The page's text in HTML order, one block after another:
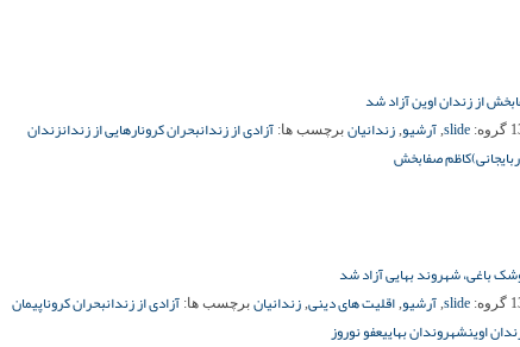
از زندان اوین آزاد شد
گروه: slide
, آرشیو, زندانیان برچسب ها: آزادی از زندانبحران کرونارهایی از زندانزندان
کاظم صفابخش
باغی، شهروند بهایی آزاد شد
گروه: slide
, آرشیو, اقلیت های دینی, زندانیان برچسب ها: آزادی از زندانبحران کروناپیمان
اوینشهروندان بهاییعفو نوروز